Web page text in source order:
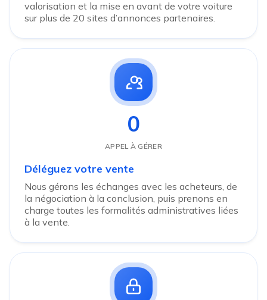
valorisation et la mise en avant de votre voiture
sur plus de 20 sites d’annonces partenaires.
0
APPEL À GÉRER
Déléguez votre vente
Nous gérons les échanges avec les acheteurs, de
la négociation à la conclusion, puis prenons en
charge toutes les formalités administratives liées
à la vente.